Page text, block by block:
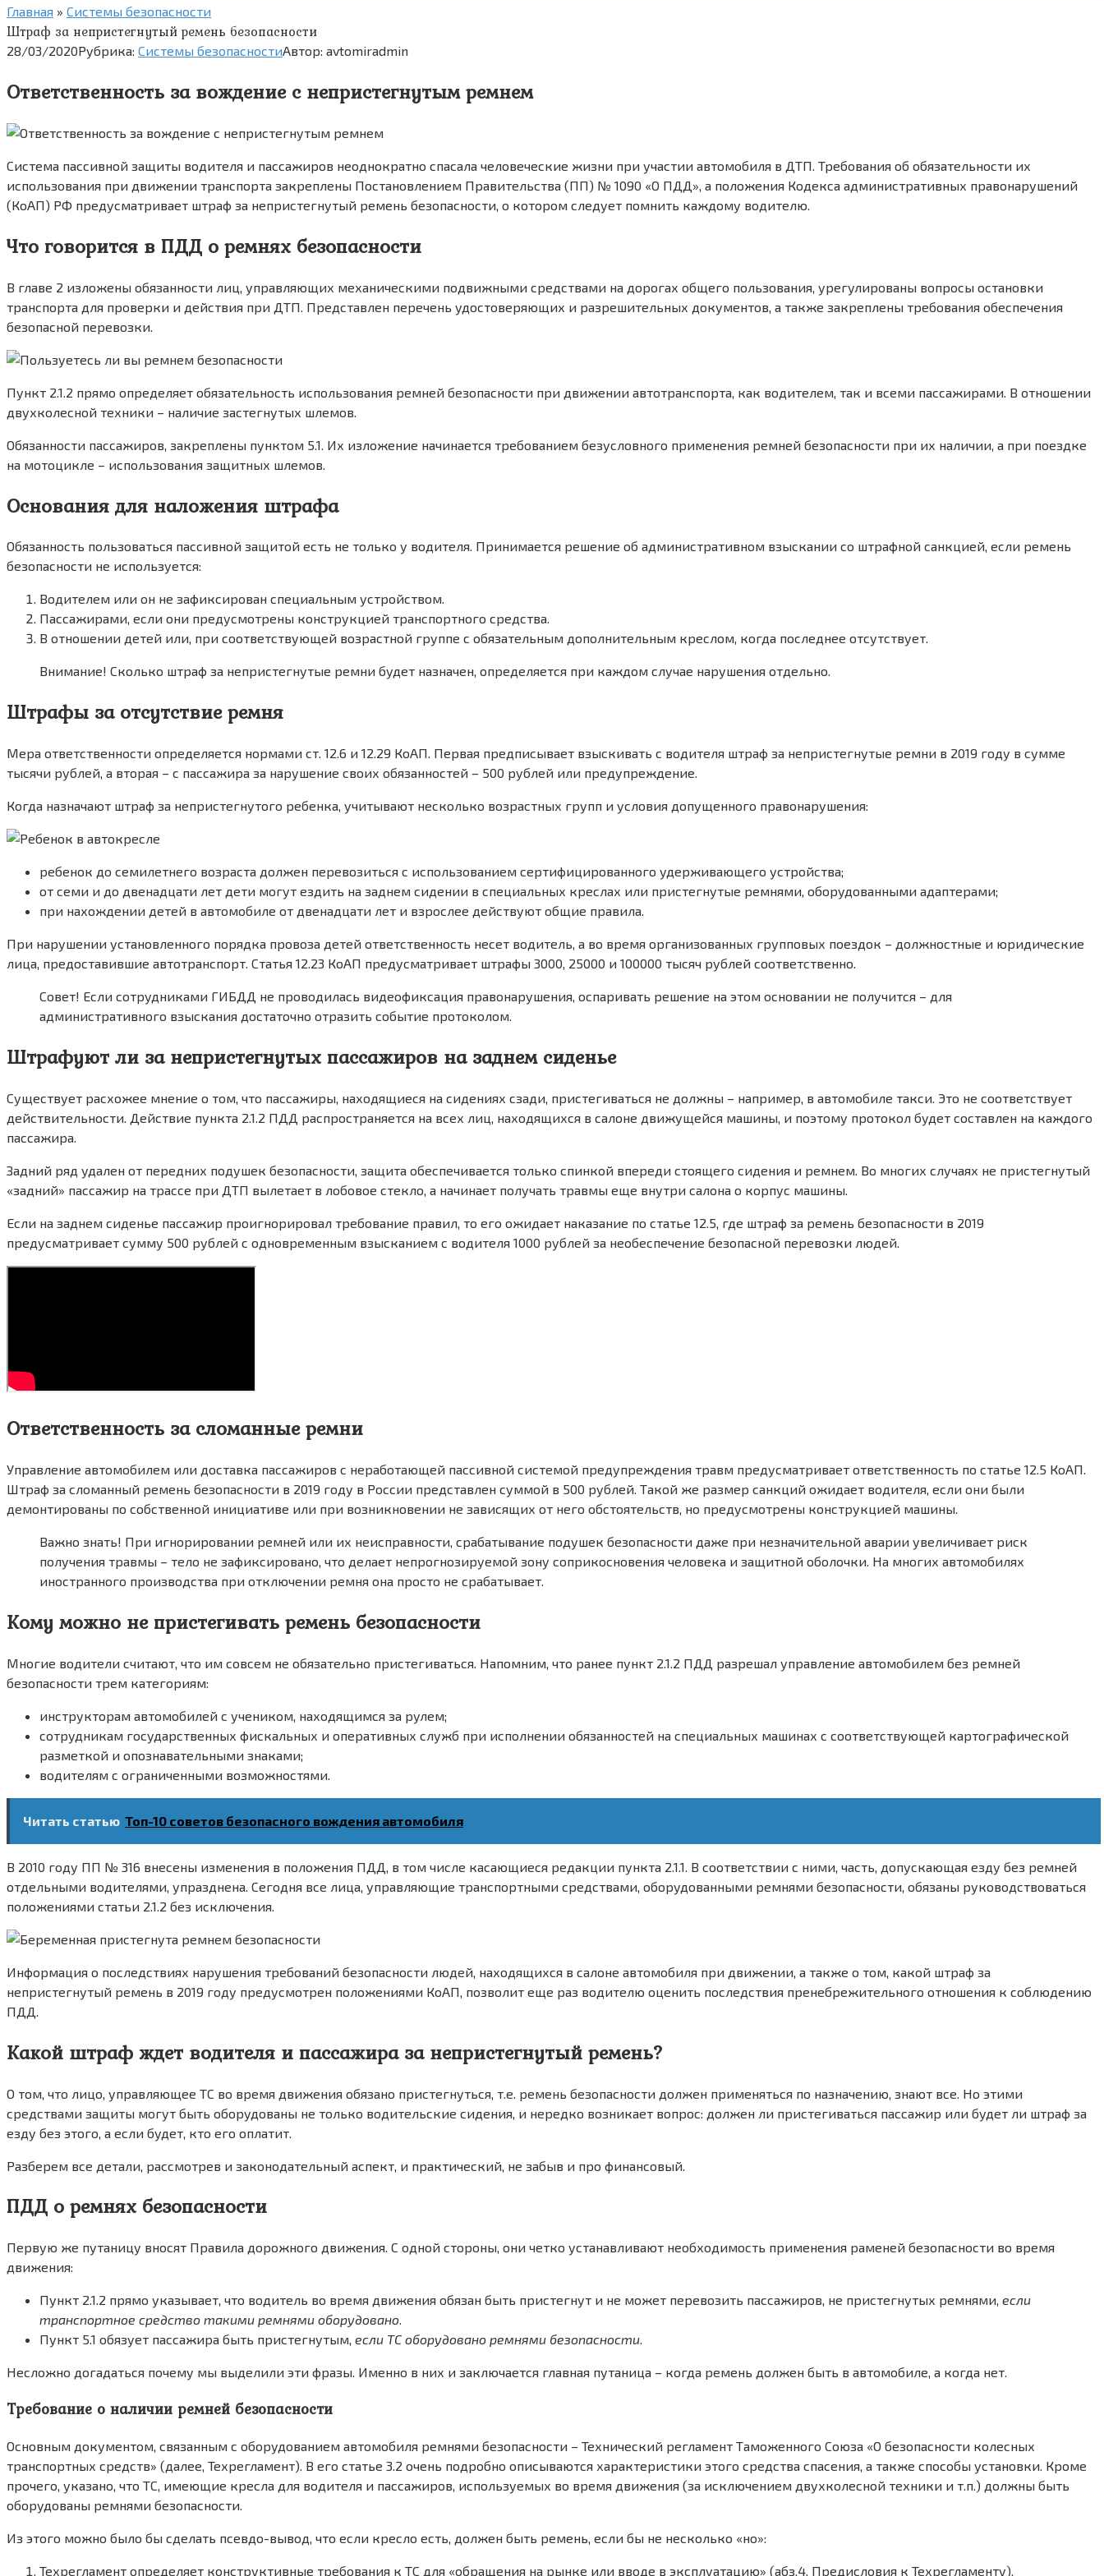
Главная » Системы безопасности
Штраф за непристегнутый ремень безопасности
28/03/2020Рубрика: Системы безопасностиАвтор: avtomiradmin
Ответственность за вождение с непристегнутым ремнем
Система пассивной защиты водителя и пассажиров неоднократно спасала человеческие жизни при участии автомобиля в ДТП. Требования об обязательности их
использования при движении транспорта закреплены Постановлением Правительства (ПП) № 1090 «О ПДД», а положения Кодекса административных правонарушений
(КоАП) РФ предусматривает штраф за непристегнутый ремень безопасности, о котором следует помнить каждому водителю.
Что говорится в ПДД о ремнях безопасности
В главе 2 изложены обязанности лиц, управляющих механическими подвижными средствами на дорогах общего пользования, урегулированы вопросы остановки
транспорта для проверки и действия при ДТП. Представлен перечень удостоверяющих и разрешительных документов, а также закреплены требования обеспечения
безопасной перевозки.
Пункт 2.1.2 прямо определяет обязательность использования ремней безопасности при движении автотранспорта, как водителем, так и всеми пассажирами. В отношении
двухколесной техники – наличие застегнутых шлемов.
Обязанности пассажиров, закреплены пунктом 5.1. Их изложение начинается требованием безусловного применения ремней безопасности при их наличии, а при поездке
на мотоцикле – использования защитных шлемов.
Основания для наложения штрафа
Обязанность пользоваться пассивной защитой есть не только у водителя. Принимается решение об административном взыскании со штрафной санкцией, если ремень
безопасности не используется:
Водителем или он не зафиксирован специальным устройством.
Пассажирами, если они предусмотрены конструкцией транспортного средства.
В отношении детей или, при соответствующей возрастной группе с обязательным дополнительным креслом, когда последнее отсутствует.
Внимание! Сколько штраф за непристегнутые ремни будет назначен, определяется при каждом случае нарушения отдельно.
Штрафы за отсутствие ремня
Мера ответственности определяется нормами ст. 12.6 и 12.29 КоАП. Первая предписывает взыскивать с водителя штраф за непристегнутые ремни в 2019 году в сумме
тысячи рублей, а вторая – с пассажира за нарушение своих обязанностей – 500 рублей или предупреждение.
Когда назначают штраф за непристегнутого ребенка, учитывают несколько возрастных групп и условия допущенного правонарушения:
ребенок до семилетнего возраста должен перевозиться с использованием сертифицированного удерживающего устройства;
от семи и до двенадцати лет дети могут ездить на заднем сидении в специальных креслах или пристегнутые ремнями, оборудованными адаптерами;
при нахождении детей в автомобиле от двенадцати лет и взрослее действуют общие правила.
При нарушении установленного порядка провоза детей ответственность несет водитель, а во время организованных групповых поездок – должностные и юридические
лица, предоставившие автотранспорт. Статья 12.23 КоАП предусматривает штрафы 3000, 25000 и 100000 тысяч рублей соответственно.
Совет! Если сотрудниками ГИБДД не проводилась видеофиксация правонарушения, оспаривать решение на этом основании не получится – для
административного взыскания достаточно отразить событие протоколом.
Штрафуют ли за непристегнутых пассажиров на заднем сиденье
Существует расхожее мнение о том, что пассажиры, находящиеся на сидениях сзади, пристегиваться не должны – например, в автомобиле такси. Это не соответствует
действительности. Действие пункта 2.1.2 ПДД распространяется на всех лиц, находящихся в салоне движущейся машины, и поэтому протокол будет составлен на каждого
пассажира.
Задний ряд удален от передних подушек безопасности, защита обеспечивается только спинкой впереди стоящего сидения и ремнем. Во многих случаях не пристегнутый
«задний» пассажир на трассе при ДТП вылетает в лобовое стекло, а начинает получать травмы еще внутри салона о корпус машины.
Если на заднем сиденье пассажир проигнорировал требование правил, то его ожидает наказание по статье 12.5, где штраф за ремень безопасности в 2019
предусматривает сумму 500 рублей с одновременным взысканием с водителя 1000 рублей за необеспечение безопасной перевозки людей.
Ответственность за сломанные ремни
Управление автомобилем или доставка пассажиров с неработающей пассивной системой предупреждения травм предусматривает ответственность по статье 12.5 КоАП.
Штраф за сломанный ремень безопасности в 2019 году в России представлен суммой в 500 рублей. Такой же размер санкций ожидает водителя, если они были
демонтированы по собственной инициативе или при возникновении не зависящих от него обстоятельств, но предусмотрены конструкцией машины.
Важно знать! При игнорировании ремней или их неисправности, срабатывание подушек безопасности даже при незначительной аварии увеличивает риск
получения травмы – тело не зафиксировано, что делает непрогнозируемой зону соприкосновения человека и защитной оболочки. На многих автомобилях
иностранного производства при отключении ремня она просто не срабатывает.
Кому можно не пристегивать ремень безопасности
Многие водители считают, что им совсем не обязательно пристегиваться. Напомним, что ранее пункт 2.1.2 ПДД разрешал управление автомобилем без ремней
безопасности трем категориям:
инструкторам автомобилей с учеником, находящимся за рулем;
сотрудникам государственных фискальных и оперативных служб при исполнении обязанностей на специальных машинах с соответствующей картографической
разметкой и опознавательными знаками;
водителям с ограниченными возможностями.
Читать статью Топ-10 советов безопасного вождения автомобиля
В 2010 году ПП № 316 внесены изменения в положения ПДД, в том числе касающиеся редакции пункта 2.1.1. В соответствии с ними, часть, допускающая езду без ремней
отдельными водителями, упразднена. Сегодня все лица, управляющие транспортными средствами, оборудованными ремнями безопасности, обязаны руководствоваться
положениями статьи 2.1.2 без исключения.
Информация о последствиях нарушения требований безопасности людей, находящихся в салоне автомобиля при движении, а также о том, какой штраф за
непристегнутый ремень в 2019 году предусмотрен положениями КоАП, позволит еще раз водителю оценить последствия пренебрежительного отношения к соблюдению
ПДД.
Какой штраф ждет водителя и пассажира за непристегнутый ремень?
О том, что лицо, управляющее ТС во время движения обязано пристегнуться, т.е. ремень безопасности должен применяться по назначению, знают все. Но этими
средствами защиты могут быть оборудованы не только водительские сидения, и нередко возникает вопрос: должен ли пристегиваться пассажир или будет ли штраф за
езду без этого, а если будет, кто его оплатит.
Разберем все детали, рассмотрев и законодательный аспект, и практический, не забыв и про финансовый.
ПДД о ремнях безопасности
Первую же путаницу вносят Правила дорожного движения. С одной стороны, они четко устанавливают необходимость применения раменей безопасности во время
движения:
Пункт 2.1.2 прямо указывает, что водитель во время движения обязан быть пристегнут и не может перевозить пассажиров, не пристегнутых ремнями, если
транспортное средство такими ремнями оборудовано.
Пункт 5.1 обязует пассажира быть пристегнутым, если ТС оборудовано ремнями безопасности.
Несложно догадаться почему мы выделили эти фразы. Именно в них и заключается главная путаница – когда ремень должен быть в автомобиле, а когда нет.
Требование о наличии ремней безопасности
Основным документом, связанным с оборудованием автомобиля ремнями безопасности – Технический регламент Таможенного Союза «О безопасности колесных
транспортных средств» (далее, Техрегламент). В его статье 3.2 очень подробно описываются характеристики этого средства спасения, а также способы установки. Кроме
прочего, указано, что ТС, имеющие кресла для водителя и пассажиров, используемых во время движения (за исключением двухколесной техники и т.п.) должны быть
оборудованы ремнями безопасности.
Из этого можно было бы сделать псевдо-вывод, что если кресло есть, должен быть ремень, если бы не несколько «но»:
Техрегламент определяет конструктивные требования к ТС для «обращения на рынке или вводе в эксплуатацию» (абз.4, Предисловия к Техрегламенту).